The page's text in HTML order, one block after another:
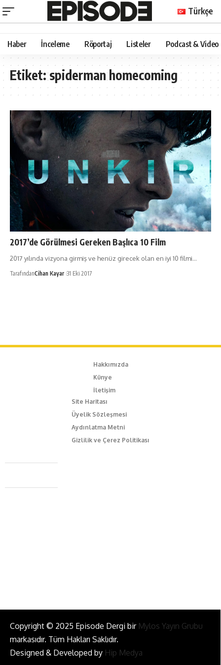
Türkçe
Haber İnceleme Röportaj Listeler Podcast & Video
Etiket:spiderman homecoming
2017’de Görülmesi Gereken Başlıca 10 Film
2017 yılında vizyona girmiş ve henüz girecek olan en iyi 10 filmi…
TarafındanCihan Kayar 31 Eki 2017
Hakkımızda
Künye
İletişim
Site Haritası
Üyelik Sözleşmesi
Aydınlatma Metni
Gizlilik ve Çerez Politikası
Caferağa Mah. Dr. Şakir Paşa Sok. No3/A Kadıköy İstanbul
+90 543 345 46 00
Copyright © 2025 Episode Dergi bir Mylos Yayın Grubu
markasıdır. Tüm Hakları Saklıdır.
Designed & Developed by Hip Medya